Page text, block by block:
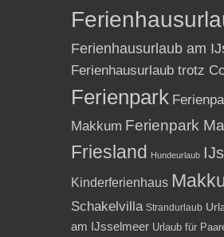
Ferienhausurlaub am
Ferienhausurlaub trotz
Ferienpark
Makkum Ferienpark
Friesland Hundeurlaub
Kinderferienhaus
Schakelvilla Strandurlaub
am IJsselmeer Urlaub für